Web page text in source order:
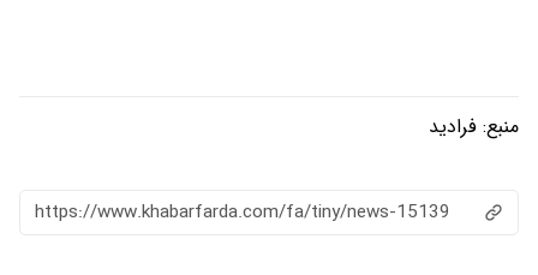
منبع: فرادید
https://www.khabarfarda.com/fa/tiny/news-15139